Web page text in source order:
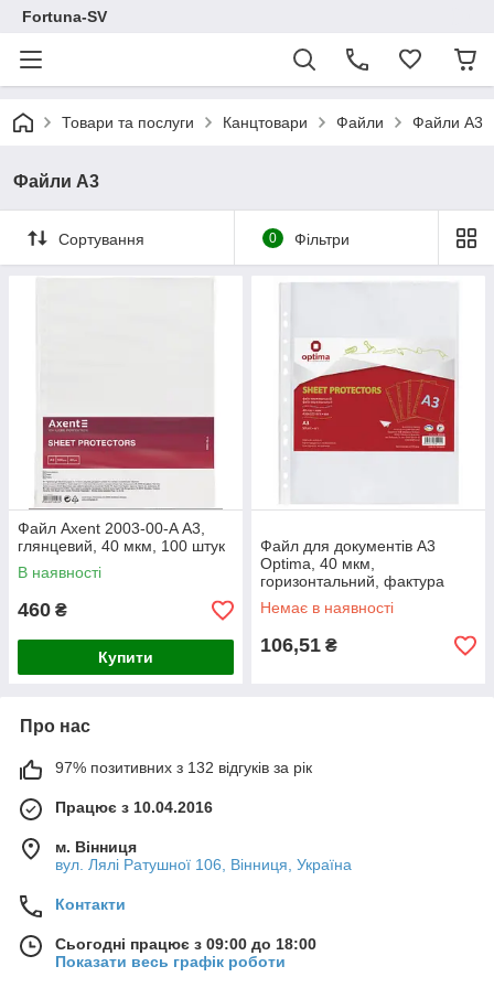
Fortuna-SV
Товари та послуги Канцтовари Файли Файли А3
Файли А3
Сортування 0 Фільтри
Файл Axent 2003-00-A А3,
глянцевий, 40 мкм, 100 штук
В наявності
460 ₴
Купити
Файл для документів А3
Optima, 40 мкм,
горизонтальний, фактура
"глянець" (50 шт
Немає в наявності
106,51 ₴
Про нас
97% позитивних з 132 відгуків за рік
Працює з 10.04.2016
м. Вінниця
вул. Лялі Ратушної 106, Вінниця, Україна
Контакти
Сьогодні працює з 09:00 до 18:00
Показати весь графік роботи